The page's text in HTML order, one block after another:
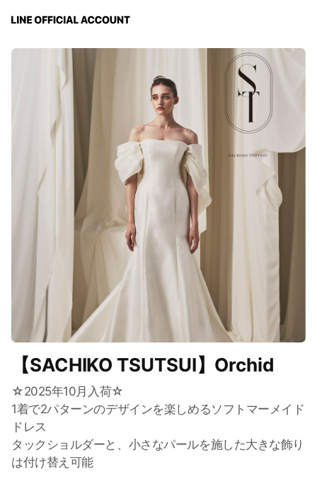
【SACHIKO TSUTSUI】Orchid
☆2025年10月入荷☆
1着で2パターンのデザインを楽しめるソフトマーメイド
ドレス
タックショルダーと、小さなパールを施した大きな飾り
は付け替え可能